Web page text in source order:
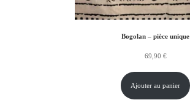
Bogolan – pièce unique
69,90 €
Ajouter au panier